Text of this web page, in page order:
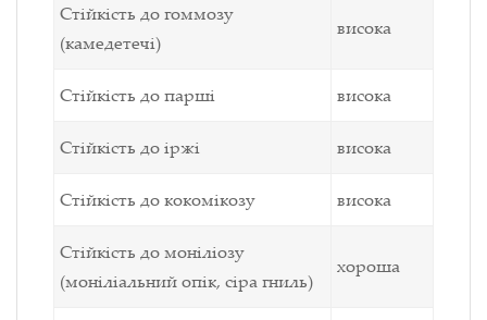
Стійкість до гоммозу
(камедетечі)
висока
Стійкість до парші висока
Стійкість до іржі висока
Стійкість до кокомікозу висока
Стійкість до моніліозу
(моніліальний опік, сіра гниль)
хороша